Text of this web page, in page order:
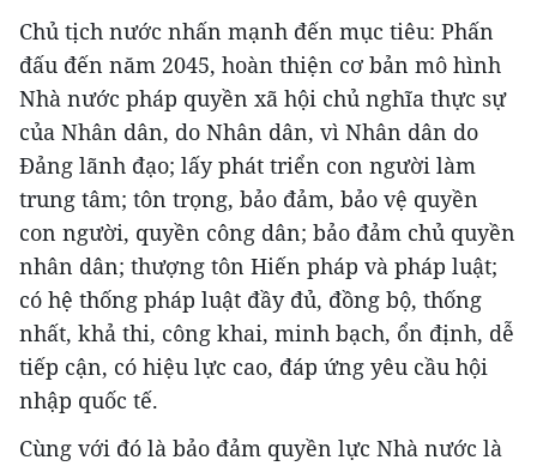
Chủ tịch nước nhấn mạnh đến mục tiêu: Phấn
đấu đến năm 2045, hoàn thiện cơ bản mô hình
Nhà nước pháp quyền xã hội chủ nghĩa thực sự
của Nhân dân, do Nhân dân, vì Nhân dân do
Đảng lãnh đạo; lấy phát triển con người làm
trung tâm; tôn trọng, bảo đảm, bảo vệ quyền
con người, quyền công dân; bảo đảm chủ quyền
nhân dân; thượng tôn Hiến pháp và pháp luật;
có hệ thống pháp luật đầy đủ, đồng bộ, thống
nhất, khả thi, công khai, minh bạch, ổn định, dễ
tiếp cận, có hiệu lực cao, đáp ứng yêu cầu hội
nhập quốc tế.
Cùng với đó là bảo đảm quyền lực Nhà nước là